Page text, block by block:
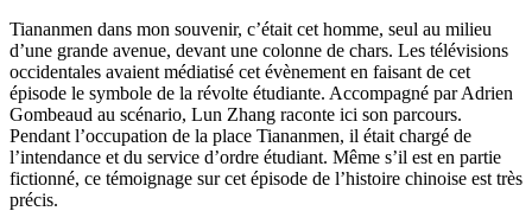
Tiananmen dans mon souvenir, c’était cet homme, seul au milieu
d’une grande avenue, devant une colonne de chars. Les télévisions
occidentales avaient médiatisé cet évènement en faisant de cet
épisode le symbole de la révolte étudiante. Accompagné par Adrien
Gombeaud au scénario, Lun Zhang raconte ici son parcours.
Pendant l’occupation de la place Tiananmen, il était chargé de
l’intendance et du service d’ordre étudiant. Même s’il est en partie
fictionné, ce témoignage sur cet épisode de l’histoire chinoise est très
précis.